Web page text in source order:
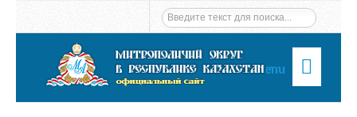
Menu